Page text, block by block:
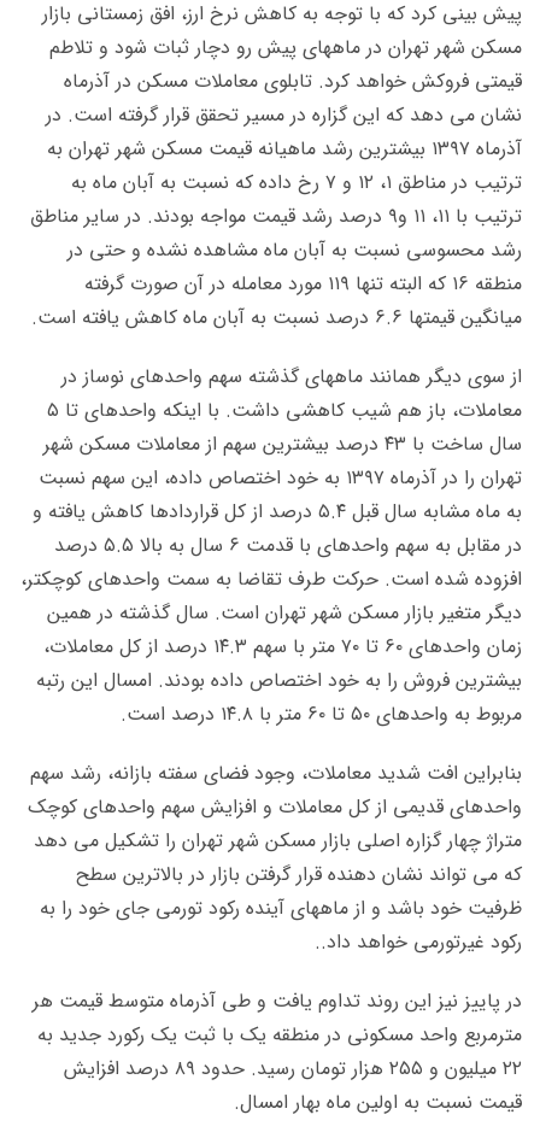
پیش بینی کرد که با توجه به کاهش نرخ ارز، افق زمستانی بازار
مسکن شهر تهران در ماههای پیش رو دچار ثبات شود و تلاطم
قیمتی فروکش خواهد کرد. تابلوی معاملات مسکن در آذرماه
نشان می دهد که این گزاره در مسیر تحقق قرار گرفته است. در
آذرماه ۱۳۹۷ بیشترین رشد ماهیانه قیمت مسکن شهر تهران به
ترتیب در مناطق ۱، ۱۲ و ۷ رخ داده که نسبت به آبان ماه به
ترتیب با ۱۱، ۱۱ و۹ درصد رشد قیمت مواجه بودند. در سایر مناطق
رشد محسوسی نسبت به آبان ماه مشاهده نشده و حتی در
منطقه ۱۶ که البته تنها ۱۱۹ مورد معامله در آن صورت گرفته
میانگین قیمتها ۶.۶ درصد نسبت به آبان ماه کاهش یافته است.
از سوی دیگر همانند ماههای گذشته سهم واحدهای نوساز در
معاملات، باز هم شیب کاهشی داشت. با اینکه واحدهای تا ۵
سال ساخت با ۴۳ درصد بیشترین سهم از معاملات مسکن شهر
تهران را در آذرماه ۱۳۹۷ به خود اختصاص داده، این سهم نسبت
به ماه مشابه سال قبل ۵.۴ درصد از کل قراردادها کاهش یافته و
در مقابل به سهم واحدهای با قدمت ۶ سال به بالا ۵.۵ درصد
افزوده شده است. حرکت طرف تقاضا به سمت واحدهای کوچکتر،
دیگر متغیر بازار مسکن شهر تهران است. سال گذشته در همین
زمان واحدهای ۶۰ تا ۷۰ متر با سهم ۱۴.۳ درصد از کل معاملات،
بیشترین فروش را به خود اختصاص داده بودند. امسال این رتبه
مربوط به واحدهای ۵۰ تا ۶۰ متر با ۱۴.۸ درصد است.
بنابراین افت شدید معاملات، وجود فضای سفته بازانه، رشد سهم
واحدهای قدیمی از کل معاملات و افزایش سهم واحدهای کوچک
متراژ چهار گزاره اصلی بازار مسکن شهر تهران را تشکیل می دهد
که می تواند نشان دهنده قرار گرفتن بازار در بالاترین سطح
ظرفیت خود باشد و از ماههای آینده رکود تورمی جای خود را به
رکود غیرتورمی خواهد داد..
در پاییز نیز این روند تداوم یافت و طی آذرماه متوسط قیمت هر
مترمربع واحد مسکونی در منطقه یک با ثبت یک رکورد جدید به
۲۲ میلیون و ۲۵۵ هزار تومان رسید. حدود ۸۹ درصد افزایش
قیمت نسبت به اولین ماه بهار امسال.